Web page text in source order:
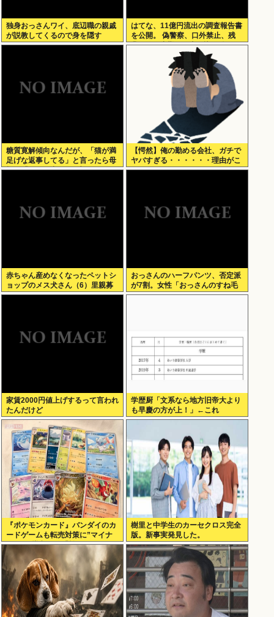
独身おっさんワイ、底辺職の親戚
が説教してくるので身を隠す
はてな、11億円流出の調査報告書
を公開。 偽警察、口外禁止、残
業・休日出勤200時間越、孤
立…。やばすぎて草はえる
糖質寛解傾向なんだが、「猫が満
足げな返事してる」と言ったら母
親に「お気の毒w」と言われた
【愕然】俺の勤める会社、ガチで
ヤバすぎる・・・・・・理由がこ
ちら・・・・・・
赤ちゃん産めなくなったペットシ
ョップのメス犬さん（6）里親募
集されてしまうwww
おっさんのハーフパンツ、否定派
が7割。女性「おっさんのすね毛
なんて見たくないじゃないですか
家賃2000円値上げするって言われ
たんだけど
学歴厨「文系なら地方旧帝大より
も早慶の方が上！」←これ
『ポケモンカード』バンダイのカ
ードゲームも転売対策に”マイナ
ンバー”導入開始「効果テキメ
ン」
樹里と中学生のカーセクロス完全
版。新事実発見した。